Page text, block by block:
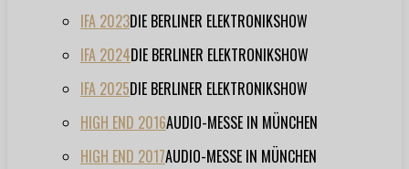
IFA 2023DIE BERLINER ELEKTRONIKSHOW
IFA 2024DIE BERLINER ELEKTRONIKSHOW
IFA 2025DIE BERLINER ELEKTRONIKSHOW
HIGH END 2016AUDIO-MESSE IN MÜNCHEN
HIGH END 2017AUDIO-MESSE IN MÜNCHEN